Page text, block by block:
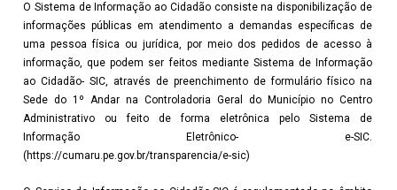
O Sistema de Informação ao Cidadão consiste na disponibilização de
informações públicas em atendimento a demandas específicas de
uma pessoa física ou jurídica, por meio dos pedidos de acesso à
informação, que podem ser feitos mediante Sistema de Informação
ao Cidadão- SIC, através de preenchimento de formulário físico na
Sede do 1º Andar na Controladoria Geral do Município no Centro
Administrativo ou feito de forma eletrônica pelo Sistema de
Informação Eletrônico- e-SIC.
(https://cumaru.pe.gov.br/transparencia/e-sic)